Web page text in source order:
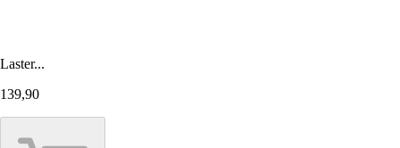
Laster...
139,90